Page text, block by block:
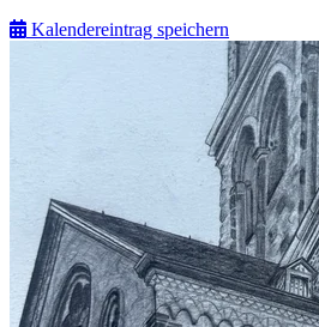
Kalendereintrag speichern